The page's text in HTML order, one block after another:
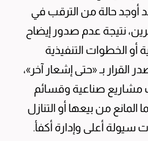
أوجد حالة من الترقب في
نتيجة عدم صدور إيضاح
أو الخطوات التنفيذية
القرار بـ «حتى إشعار آخر»،
صناعية وقسائم
المانع من بيعها أو التنازل
سيولة أعلى وإدارة أكفأ.